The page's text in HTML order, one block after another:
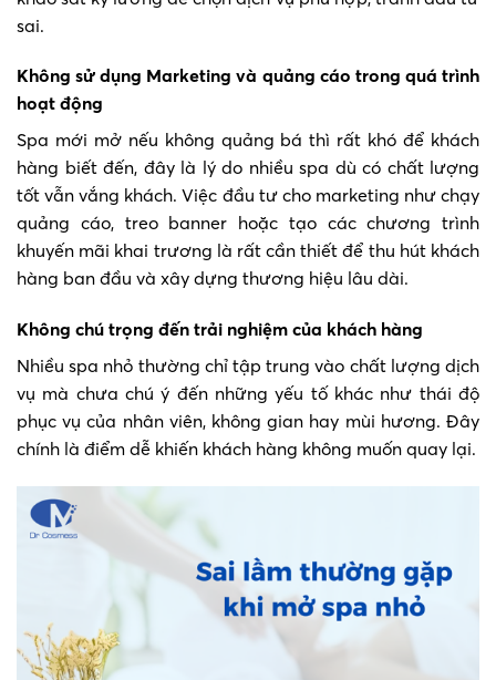
sai.
Không sử dụng Marketing và quảng cáo trong quá trình
hoạt động
Spa mới mở nếu không quảng bá thì rất khó để khách
hàng biết đến, đây là lý do nhiều spa dù có chất lượng
tốt vẫn vắng khách. Việc đầu tư cho marketing như chạy
quảng cáo, treo banner hoặc tạo các chương trình
khuyến mãi khai trương là rất cần thiết để thu hút khách
hàng ban đầu và xây dựng thương hiệu lâu dài.
Không chú trọng đến trải nghiệm của khách hàng
Nhiều spa nhỏ thường chỉ tập trung vào chất lượng dịch
vụ mà chưa chú ý đến những yếu tố khác như thái độ
phục vụ của nhân viên, không gian hay mùi hương. Đây
chính là điểm dễ khiến khách hàng không muốn quay lại.